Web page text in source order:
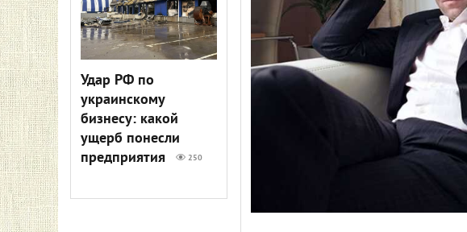
Удар РФ по
украинскому
бизнесу: какой
ущерб понесли
предприятия
250